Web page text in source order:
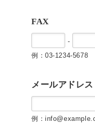
FAX
-
例：03-1234-5678
メールアドレス
例：